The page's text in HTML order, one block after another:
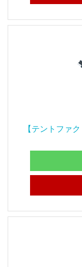
【テントファ